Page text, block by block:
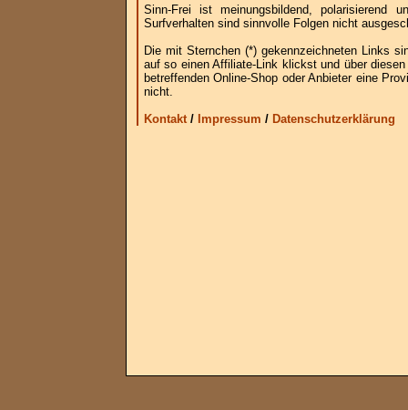
Sinn-Frei ist meinungsbildend, polarisierend
Surfverhalten sind sinnvolle Folgen nicht
Die mit Sternchen (*) gekennzeichneten Links
auf so einen Affiliate-Link klickst und über
betreffenden Online-Shop oder Anbieter eine
nicht.
Kontakt/ Impressum / Datenschutzerklärung